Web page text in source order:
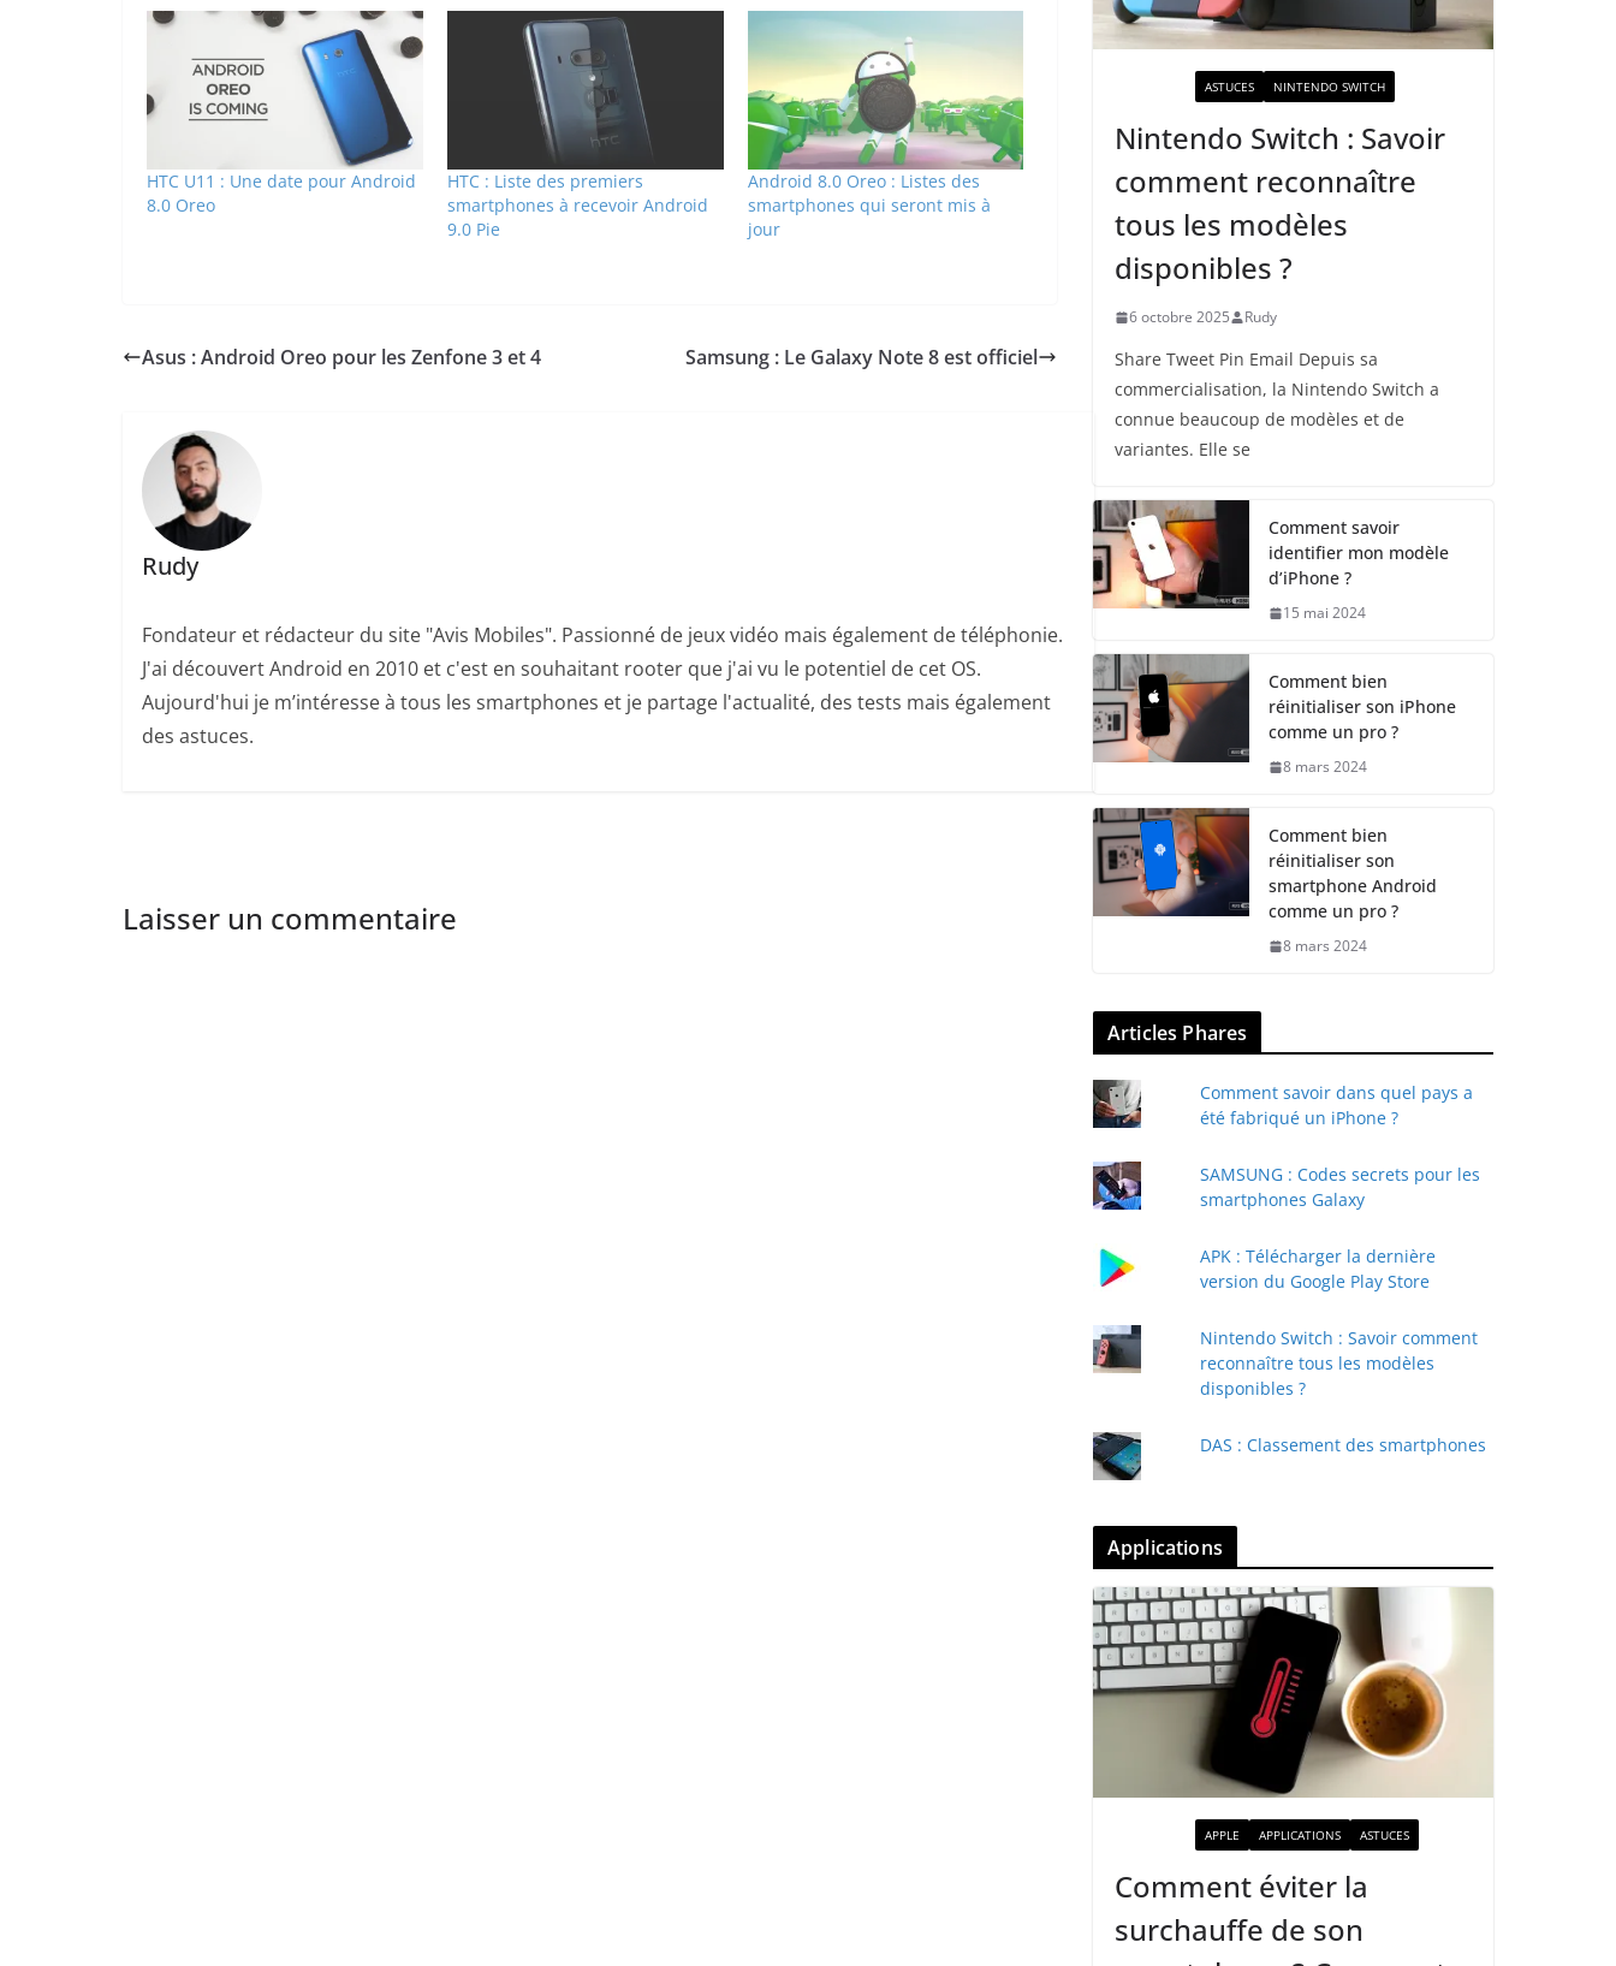
HTC U11 : Une date pour Android
8.0 Oreo
HTC : Liste des premiers
smartphones à recevoir Android
9.0 Pie
Android 8.0 Oreo : Listes des
smartphones qui seront mis à
jour
Asus : Android Oreo pour les Zenfone 3 et 4 Samsung : Le Galaxy Note 8 est officiel
Rudy
Fondateur et rédacteur du site "Avis Mobiles". Passionné de jeux vidéo mais également de téléphonie.
J'ai découvert Android en 2010 et c'est en souhaitant rooter que j'ai vu le potentiel de cet OS.
Aujourd'hui je m’intéresse à tous les smartphones et je partage l'actualité, des tests mais également
des astuces.
Laisser un commentaire
ASTUCES NINTENDO SWITCH
Nintendo Switch : Savoir
comment reconnaître
tous les modèles
disponibles ?
6 octobre 2025 Rudy
Share Tweet Pin Email Depuis sa
commercialisation, la Nintendo Switch a
connue beaucoup de modèles et de
variantes. Elle se
Comment savoir
identifier mon modèle
d’iPhone ?
15 mai 2024
Comment bien
réinitialiser son iPhone
comme un pro ?
8 mars 2024
Comment bien
réinitialiser son
smartphone Android
comme un pro ?
8 mars 2024
Articles Phares
Comment savoir dans quel pays a
été fabriqué un iPhone ?
SAMSUNG : Codes secrets pour les
smartphones Galaxy
APK : Télécharger la dernière
version du Google Play Store
Nintendo Switch : Savoir comment
reconnaître tous les modèles
disponibles ?
DAS : Classement des smartphones
Applications
APPLE APPLICATIONS ASTUCES
Comment éviter la
surchauffe de son